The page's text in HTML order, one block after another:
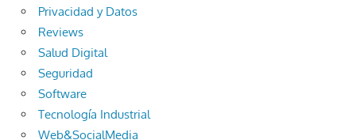
Privacidad y Datos
Reviews
Salud Digital
Seguridad
Software
Tecnología Industrial
Web&SocialMedia